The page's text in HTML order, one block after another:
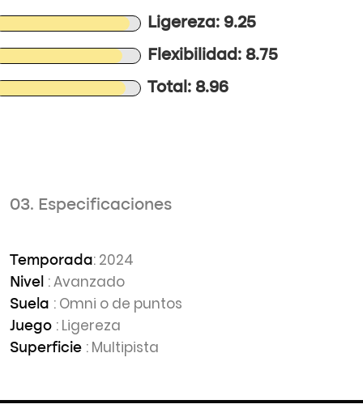
Ligereza: 9.25
Flexibilidad: 8.75
Total: 8.96
03. Especificaciones
Temporada: 2024
Nivel : Avanzado
Suela : Omni o de puntos
Juego : Ligereza
Superficie : Multipista